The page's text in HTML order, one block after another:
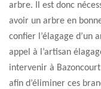
arbre. Il est donc
avoir un arbre en
confier l’élagage d’un
appel à l’artisan
intervenir à
afin d’éliminer ces